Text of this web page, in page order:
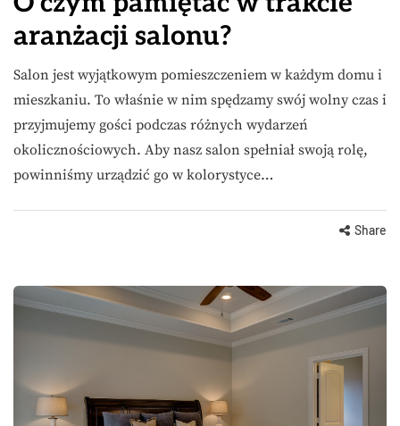
aranżacji salonu?
Salon jest wyjątkowym pomieszczeniem w każdym domu i
mieszkaniu. To właśnie w nim spędzamy swój wolny czas i
przyjmujemy gości podczas różnych wydarzeń
okolicznościowych. Aby nasz salon spełniał swoją rolę,
powinniśmy urządzić go w kolorystyce…
Share